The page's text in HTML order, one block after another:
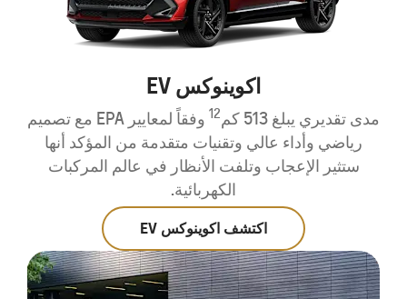
اكوينوكس EV
مدى تقديري يبلغ 513 كم 12
وفقاً لمعايير EPA مع تصميم
رياضي وأداء عالي وتقنيات متقدمة من المؤكد أنها
ستثير الإعجاب وتلفت الأنظار في عالم المركبات
الكهربائية.
اكتشف اكوينوكس EV